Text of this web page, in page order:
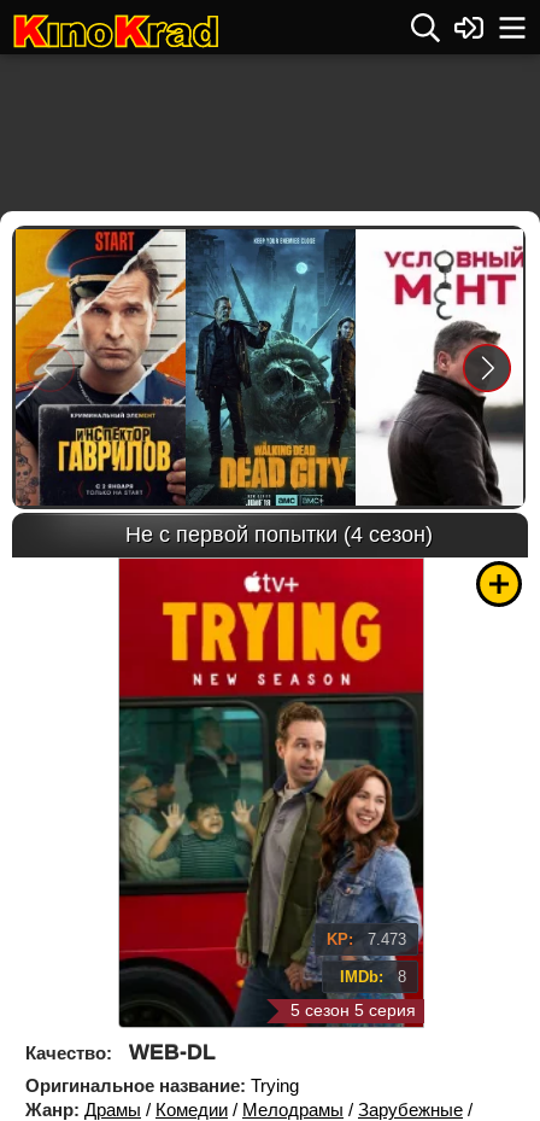
Не с первой попытки (4 сезон)
5 сезон 5 серия
KP: 7.473
IMDb: 8
Качество: WEB-DL
Оригинальное название: Trying
Жанр: Драмы / Комедии / Мелодрамы / Зарубежные /
Previous Next